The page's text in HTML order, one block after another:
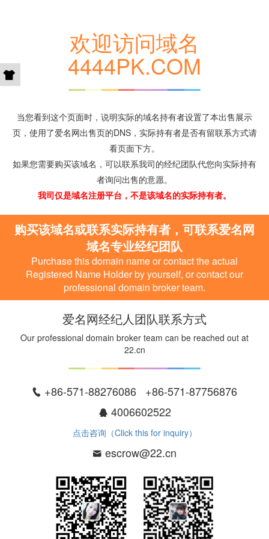
欢迎访问域名
4444PK.COM
当您看到这个页面时，说明实际的域名持有者设置了本出售展示
页，使用了爱名网出售页的DNS，实际持有者是否有留联系方式请
看页面下方。
如果您需要购买该域名，可以联系我司的经纪团队代您向实际持有
者询问出售的意愿。
我司仅是域名注册平台，不是该域名的实际持有者。
购买该域名或联系实际持有者，可联系爱名网
域名专业经纪团队
Purchase this domain name or contact the actual
Registered Name Holder by yourself, or contact our
professional domain broker team.
爱名网经纪人团队联系方式
Our professional domain broker team can be reached out at
22.cn
+86-571-88276086 +86-571-87756876
4006602522
点击咨询（Click this for inquiry）
escrow@22.cn